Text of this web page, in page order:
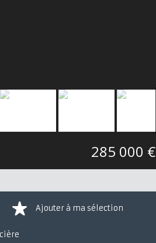
285 000 €
Ajouter à ma sélection